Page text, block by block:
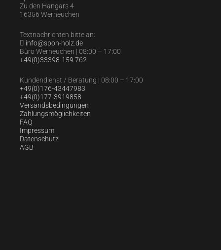
Zu den Hangars 4
16356 Werneuchen
Textnachrichten bitte an:
info@spon-holz.de
Büro Werneuchen | 08:00 – 17:00
+49(0)33398-159 762
Kundendienst / Beratung | 08:00 – 17:00
+49(0)176-43447983
+49(0)177-3919858
Versandsbedingungen
Zahlungsmöglichkeiten
FAQ
Impressum
Datenschutz
AGB